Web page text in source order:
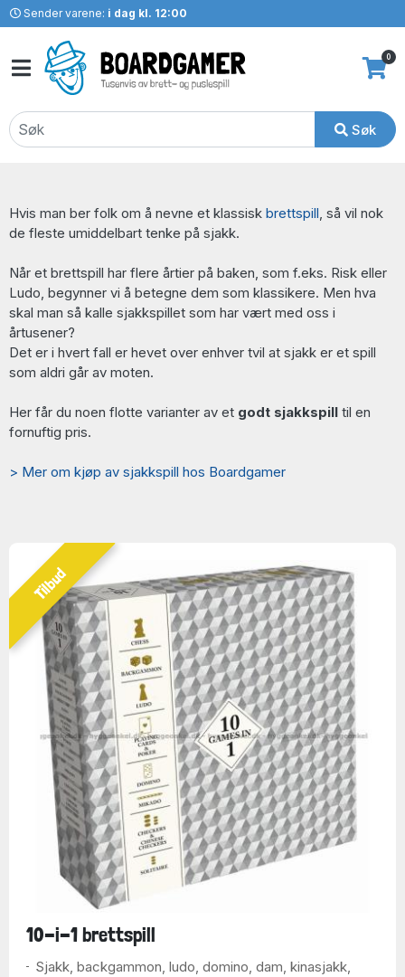
Sender varene: i dag kl. 12:00
Søk
0
Hvis man ber folk om å nevne et klassisk brettspill, så vil nok
de fleste umiddelbart tenke på sjakk.
Når et brettspill har flere årtier på baken, som f.eks. Risk eller
Ludo, begynner vi å betegne dem som klassikere. Men hva
skal man så kalle sjakkspillet som har vært med oss i
årtusener?
Det er i hvert fall er hevet over enhver tvil at sjakk er et spill
som aldri går av moten.
Her får du noen flotte varianter av et godt sjakkspill til en
fornuftig pris.
> Mer om kjøp av sjakkspill hos Boardgamer
Tilbud
10-i-1 brettspill
Sjakk, backgammon, ludo, domino, dam, kinasjakk,